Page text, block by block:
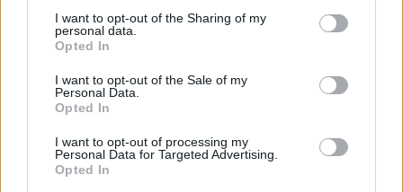
I want to opt-out of the Sharing of my
personal data.
Opted In
I want to opt-out of the Sale of my
Personal Data.
Opted In
I want to opt-out of processing my
Personal Data for Targeted Advertising.
Opted In
Conte (1945) ha compiuto un
percorso culturale e poetico del
tutto personale, che lo ha
del sacro, della natura.
29/04/2012